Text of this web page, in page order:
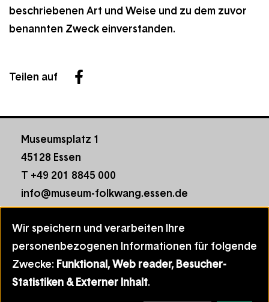
beschriebenen Art und Weise und zu dem zuvor
benannten Zweck einverstanden.
Teilen auf
Museumsplatz 1
45128 Essen
T +49 201 8845 000
info@museum-folkwang.essen.de
Footer
menu
Kontakt
Hausordnung
Datenschutz
Impressum
Cookie-Einstellungen verwalten
Informationen,
die
wir
speichern
Wir speichern und verarbeiten Ihre
personenbezogenen Informationen für folgende
Zwecke: Funktional, Web reader, Besucher-
Statistiken & Externer Inhalt.